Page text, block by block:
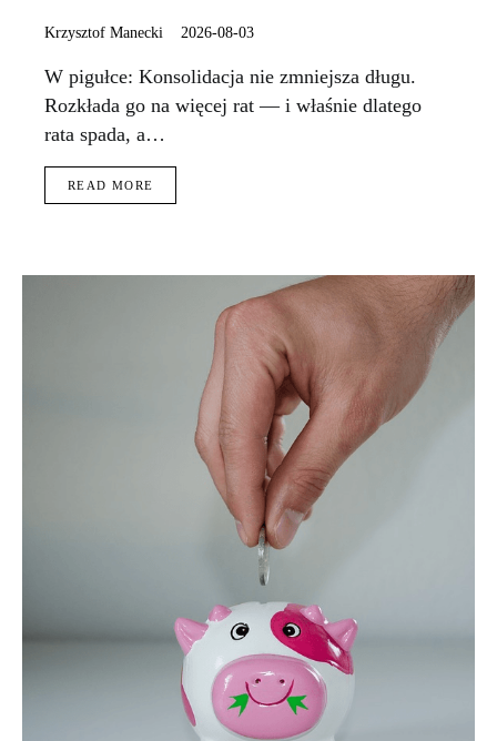
Krzysztof Manecki 2026-08-03
W pigułce: Konsolidacja nie zmniejsza długu.
Rozkłada go na więcej rat — i właśnie dlatego
rata spada, a…
READ MORE